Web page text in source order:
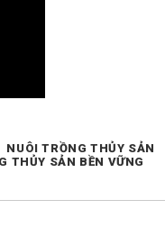
NUÔI TRỒNG THỦY SẢN
THỦY SẢN BỀN VỮNG